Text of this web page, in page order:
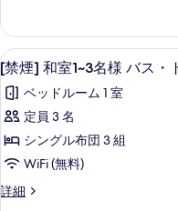
真
を
表
示
す
る
の
写
真
を
表
示
す
る
ャ
ワ
ー
あ
り、
バ
ス・
ト
1~2
名
様
シ
ャ
ワ
あ
り、
ス・
[禁
煙]
和
室
1~3
名
様
6
[禁煙] 和室1~3名様 バス・
ベッドルーム 1 室
定員 3 名
シングル布団 3 組
WiFi (無料)
詳細
[禁